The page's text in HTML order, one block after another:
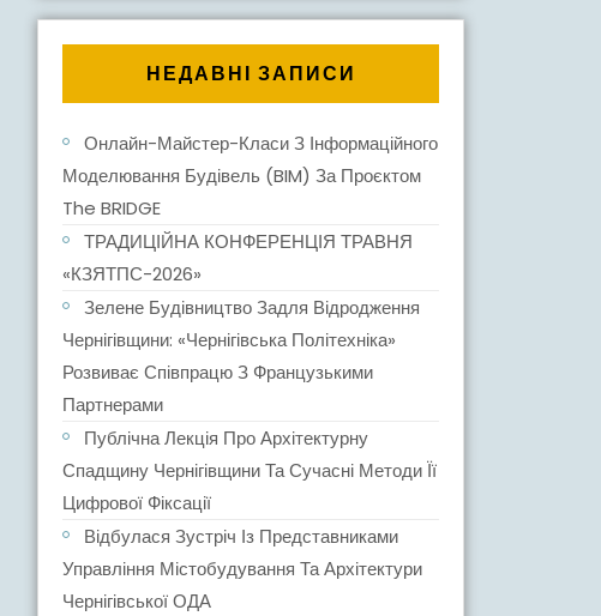
НЕДАВНІ ЗАПИСИ
Онлайн-Майстер-Класи З Інформаційного
Моделювання Будівель (BIM) За Проєктом
The BRIDGE
ТРАДИЦІЙНА КОНФЕРЕНЦІЯ ТРАВНЯ
«КЗЯТПС-2026»
Зелене Будівництво Задля Відродження
Чернігівщини: «Чернігівська Політехніка»
Розвиває Співпрацю З Французькими
Партнерами
Публічна Лекція Про Архітектурну
Спадщину Чернігівщини Та Сучасні Методи Її
Цифрової Фіксації
Відбулася Зустріч Із Представниками
Управління Містобудування Та Архітектури
Чернігівської ОДА